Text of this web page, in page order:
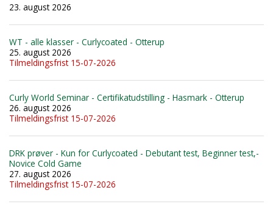
23. august 2026
WT - alle klasser - Curlycoated - Otterup
25. august 2026
Tilmeldingsfrist 15-07-2026
Curly World Seminar - Certifikatudstilling - Hasmark - Otterup
26. august 2026
Tilmeldingsfrist 15-07-2026
DRK prøver - Kun for Curlycoated - Debutant test, Beginner test,-
Novice Cold Game
27. august 2026
Tilmeldingsfrist 15-07-2026